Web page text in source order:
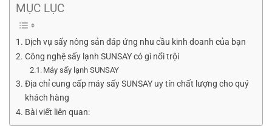
MỤC LỤC
Dịch vụ sấy nông sản đáp ứng nhu cầu kinh doanh của bạn
Công nghệ sấy lạnh SUNSAY có gì nổi trội
Máy sấy lạnh SUNSAY
Địa chỉ cung cấp máy sấy SUNSAY uy tín chất lượng cho quý
khách hàng
Bài viết liên quan: